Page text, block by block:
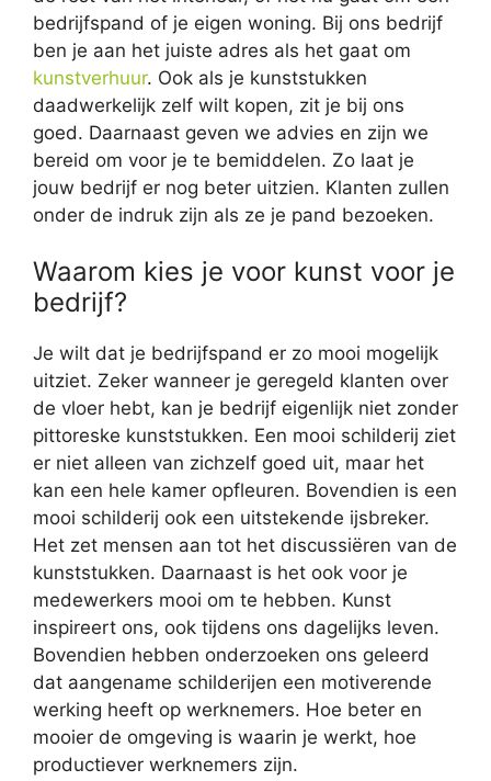
bedrijfspand of je eigen woning. Bij ons bedrijf
ben je aan het juiste adres als het gaat om
kunstverhuur. Ook als je kunststukken
daadwerkelijk zelf wilt kopen, zit je bij ons
goed. Daarnaast geven we advies en zijn we
bereid om voor je te bemiddelen. Zo laat je
jouw bedrijf er nog beter uitzien. Klanten zullen
onder de indruk zijn als ze je pand bezoeken.
Waarom kies je voor kunst voor je
bedrijf?
Je wilt dat je bedrijfspand er zo mooi mogelijk
uitziet. Zeker wanneer je geregeld klanten over
de vloer hebt, kan je bedrijf eigenlijk niet zonder
pittoreske kunststukken. Een mooi schilderij ziet
er niet alleen van zichzelf goed uit, maar het
kan een hele kamer opfleuren. Bovendien is een
mooi schilderij ook een uitstekende ijsbreker.
Het zet mensen aan tot het discussiëren van de
kunststukken. Daarnaast is het ook voor je
medewerkers mooi om te hebben. Kunst
inspireert ons, ook tijdens ons dagelijks leven.
Bovendien hebben onderzoeken ons geleerd
dat aangename schilderijen een motiverende
werking heeft op werknemers. Hoe beter en
mooier de omgeving is waarin je werkt, hoe
productiever werknemers zijn.